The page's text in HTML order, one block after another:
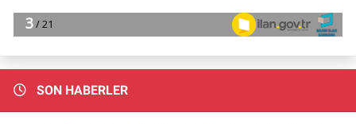
SON HABERLER